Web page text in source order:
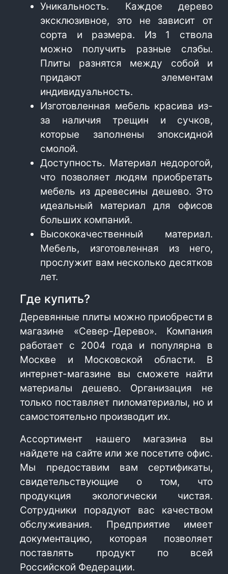
Уникальность. Каждое дерево
эксклюзивное, это не зависит от
сорта и размера. Из 1 ствола
можно получить разные слэбы.
Плиты разнятся между собой и
придают элементам
индивидуальность.
Изготовленная мебель красива из-
за наличия трещин и сучков,
которые заполнены эпоксидной
смолой.
Доступность. Материал недорогой,
что позволяет людям приобретать
мебель из древесины дешево. Это
идеальный материал для офисов
больших компаний.
Высококачественный материал.
Мебель, изготовленная из него,
прослужит вам несколько десятков
лет.
Где купить?
Деревянные плиты можно приобрести в
магазине «Север-Дерево». Компания
работает с 2004 года и популярна в
Москве и Московской области. В
интернет-магазине вы сможете найти
материалы дешево. Организация не
только поставляет пиломатериалы, но и
самостоятельно производит их.
Ассортимент нашего магазина вы
найдете на сайте или же посетите офис.
Мы предоставим вам сертификаты,
свидетельствующие о том, что
продукция экологически чистая.
Сотрудники порадуют вас качеством
обслуживания. Предприятие имеет
документацию, которая позволяет
поставлять продукт по всей
Российской Федерации.